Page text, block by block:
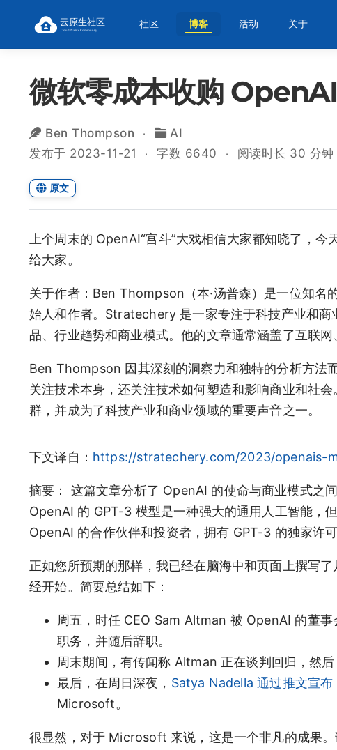
社区 博客 活动 关于
微软零成本收购
Ben Thompson
AI
发布于 2023-11-21
字数 6640 阅读时长 30 分钟
原文
上个周末的 OpenAI“宫斗”大戏相信大家都知晓了，
给大家。
关于作者：Ben Thompson（本·汤普森）是一位知
始人和作者。Stratechery 是一家专注于科技产业和
品、行业趋势和商业模式。他的文章通常涵盖了互联
Ben Thompson 因其深刻的洞察力和独特的分析方法
关注技术本身，还关注技术如何塑造和影响商业和社
群，并成为了科技产业和商业领域的重要声音之一。
下文译自： https://stratechery.com/2023/openais-
摘要： 这篇文章分析了 OpenAI 的使命与商业模式之
OpenAI 的 GPT-3 模型是一种强大的通用人工智能
OpenAI 的合作伙伴和投资者，拥有 GPT-3 的独家许
正如您所预期的那样，我已经在脑海中和页面上撰写
经开始。简要总结如下：
周五，时任 CEO Sam Altman 被 OpenAI 的董
职务，并随后辞职。
周末期间，有传闻称 Altman 正在谈判回归，然
最后，在周日深夜， Satya Nadella 通过推文宣布
Microsoft。
很显然，对于 Microsoft 来说，这是一个非凡的成果